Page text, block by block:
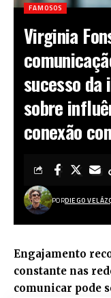
FAMOSOS
Virginia
sucesso
sobre
conexão
PORDIEGO
Engajamento
constante nas
comunicar pode